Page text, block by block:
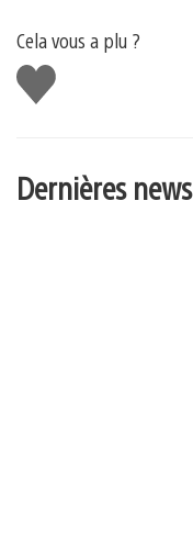
Cela vous a plu ?
J'aime
Dernières news